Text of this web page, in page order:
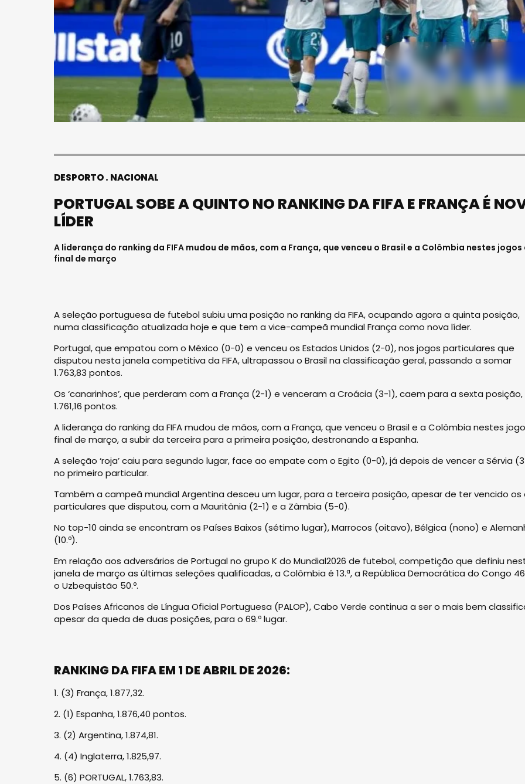
DESPORTO NACIONAL
PORTUGAL SOBE A QUINTO NO RANKING DA FIFA E FRANÇA É
LÍDER
A liderança do ranking da FIFA mudou de mãos, com a França, que venceu o Brasil e a Colômbia nestes jogos
final de março
A seleção portuguesa de futebol subiu uma posição no ranking da FIFA, ocupando agora a quinta posição,
numa classificação atualizada hoje e que tem a vice-campeã mundial França como nova líder.
Portugal, que empatou com o México (0-0) e venceu os Estados Unidos (2-0), nos jogos particulares que
disputou nesta janela competitiva da FIFA, ultrapassou o Brasil na classificação geral, passando a somar
1.763,83 pontos.
Os ‘canarinhos’, que perderam com a França (2-1) e venceram a Croácia (3-1), caem para a sexta
1.761,16 pontos.
A liderança do ranking da FIFA mudou de mãos, com a França, que venceu o Brasil e a Colômbia nestes
final de março, a subir da terceira para a primeira posição, destronando a Espanha.
A seleção ‘roja’ caiu para segundo lugar, face ao empate com o Egito (0-0), já depois de vencer a Sérvia
no primeiro particular.
Também a campeã mundial Argentina desceu um lugar, para a terceira posição, apesar de ter vencido os
particulares que disputou, com a Mauritânia (2-1) e a Zâmbia (5-0).
No top-10 ainda se encontram os Países Baixos (sétimo lugar), Marrocos (oitavo), Bélgica (nono) e
(10.º).
Em relação aos adversários de Portugal no grupo K do Mundial2026 de futebol, competição que definiu
janela de março as últimas seleções qualificadas, a Colômbia é 13.ª, a República Democrática do Congo
o Uzbequistão 50.º.
Dos Países Africanos de Língua Oficial Portuguesa (PALOP), Cabo Verde continua a ser o mais bem
apesar da queda de duas posições, para o 69.º lugar.
RANKING DA FIFA EM 1 DE ABRIL DE 2026:
1. (3) França, 1.877,32.
2. (1) Espanha, 1.876,40 pontos.
3. (2) Argentina, 1.874,81.
4. (4) Inglaterra, 1.825,97.
5. (6) PORTUGAL, 1.763,83.
SOCIEDADE
FALECEU PAULA ALMEIDA,
JOVEM ENFERMEIRA NO
HOSPITAL DE VISEU
SOCIEDADE
FUNERAL DA MÉDICA
VISEENSE RITA REBELO
REALIZA-SE NA SEXTA-
Julho 29, 2026 . 13:15